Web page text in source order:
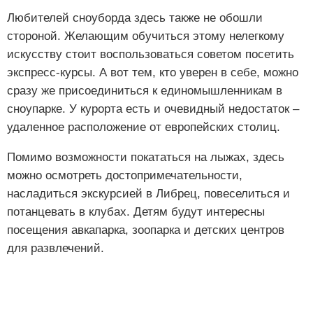
Любителей сноуборда здесь также не обошли
стороной. Желающим обучиться этому нелегкому
искусству стоит воспользоваться советом посетить
экспресс-курсы. А вот тем, кто уверен в себе, можно
сразу же присоединиться к единомышленникам в
сноупарке. У курорта есть и очевидный недостаток –
удаленное расположение от европейских столиц.
Помимо возможности покататься на лыжах, здесь
можно осмотреть достопримечательности,
насладиться экскурсией в Либрец, повеселиться и
потанцевать в клубах. Детям будут интересны
посещения авкапарка, зоопарка и детских центров
для развлечений.